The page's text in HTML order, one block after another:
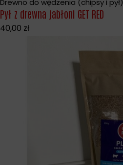
Wyprzedane
Drewno do wędzenia (chipsy i pył)
Pył z drewna jabłoni GET RED
40,00 zł